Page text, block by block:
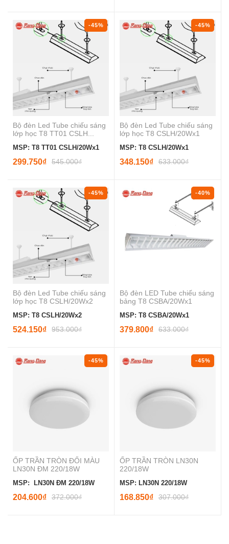
-45%
Bộ đèn Led Tube chiếu sáng
lớp học T8 TT01 CSLH...
MSP: T8 TT01 CSLH/20Wx1
299.750₫ 545.000₫
-45%
Bộ đèn Led Tube chiếu sáng
lớp học T8 CSLH/20Wx1
MSP: T8 CSLH/20Wx1
348.150₫ 633.000₫
-45%
Bộ đèn Led Tube chiếu sáng
lớp học T8 CSLH/20Wx2
MSP: T8 CSLH/20Wx2
524.150₫ 953.000₫
-40%
Bộ đèn LED Tube chiếu sáng
bảng T8 CSBA/20Wx1
MSP: T8 CSBA/20Wx1
379.800₫ 633.000₫
-45%
ỐP TRẦN TRÒN ĐỔI MÀU
LN30N ĐM 220/18W
MSP: LN30N ĐM 220/18W
204.600₫ 372.000₫
-45%
ỐP TRẦN TRÒN LN30N
220/18W
MSP: LN30N 220/18W
168.850₫ 307.000₫